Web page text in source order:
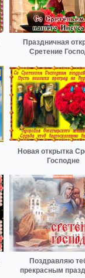
Праздничная
Сретение
Новая открытка
Господне
Поздравляю
прекрасным